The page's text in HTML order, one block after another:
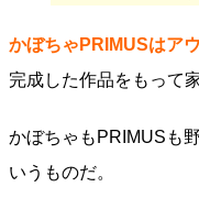
かぼちゃPRIMUSはア
完成した作品をもって
かぼちゃもPRIMUSも
いうものだ。